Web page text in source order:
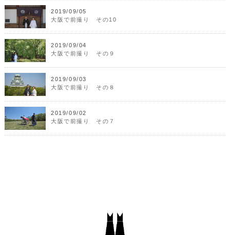
2019/09/05
大阪で前撮り その10
2019/09/04
大阪で前撮り その９
2019/09/03
大阪で前撮り その８
2019/09/02
大阪で前撮り その７